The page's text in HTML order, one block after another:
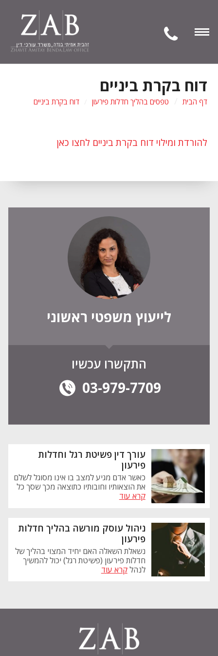
Open
דוח בקרת ביניים
דף הבית טפסים בהליך חדלות פירעון דוח בקרת ביניים
להורדת ומילוי דוח בקרת ביניים לחצו כאן
לייעוץ משפטי ראשוני
התקשרו עכשיו
03-979-7709
עורך דין פשיטת רגל וחדלות
פירעון
כאשר אדם מגיע למצב בו אינו מסוגל לשלם
את הוצאותיו וחובותיו כתוצאה מכך שסך כל
קרא עוד
ניהול עוסק מורשה בהליך חדלות
פירעון
נשאלת השאלה האם יחיד המצוי בהליך של
חדלות פירעון (פשיטת רגל) יכול להמשיך
לנהלקרא עוד